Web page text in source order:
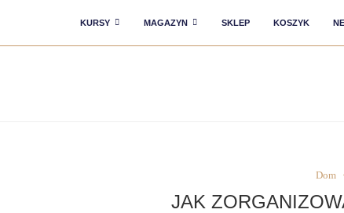
KURSY MAGAZYN SKLEP KOSZYK
Dom
JAK